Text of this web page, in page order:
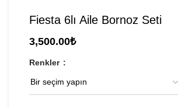
Fiesta 6lı Aile Bornoz Seti
3,500.00₺
Renkler